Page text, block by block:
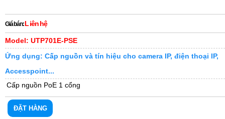
Giá bán:L iên hệ
Model: UTP701E-PSE
Ứng dụng: Cấp nguồn và tín hiệu cho camera IP, điện thoại IP,
Accesspoint...
Cấp nguồn PoE 1 cổng
ĐẶT HÀNG